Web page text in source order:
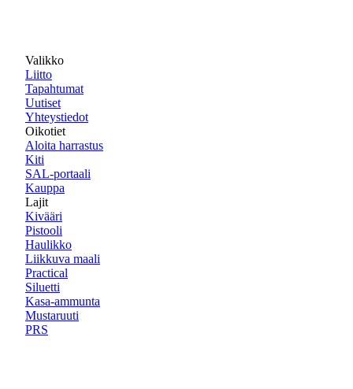
Valikko
Liitto
Tapahtumat
Uutiset
Yhteystiedot
Oikotiet
Aloita harrastus
Kiti
SAL-portaali
Kauppa
Lajit
Kivääri
Pistooli
Haulikko
Liikkuva maali
Practical
Siluetti
Kasa-ammunta
Mustaruuti
PRS